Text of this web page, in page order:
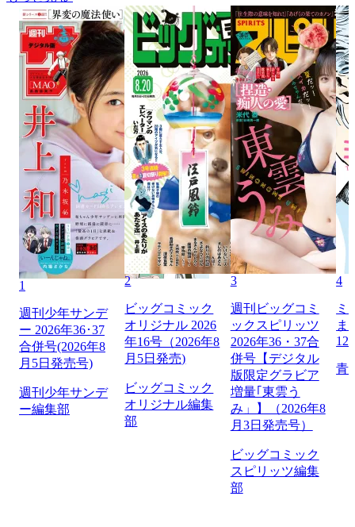
1
週刊少年サンデ
ー 2026年36･37
合併号(2026年8
月5日発売号)
週刊少年サンデ
ー編集部
2
ビッグコミック
オリジナル 2026
年16号（2026年8
月5日発売)
ビッグコミック
オリジナル編集
部
3
週刊ビッグコミ
ックスピリッツ
2026年36・37合
併号【デジタル
版限定グラビア
増量｢東雲う
み」】（2026年8
月3日発売号）
ビッグコミック
スピリッツ編集
部
4
ミ
ま
129
青